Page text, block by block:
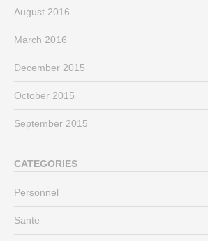
August 2016
March 2016
December 2015
October 2015
September 2015
CATEGORIES
Personnel
Sante